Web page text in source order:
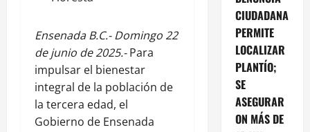
Ensenada B.C.- Domingo 22
de junio de 2025.-Para
impulsar el bienestar
integral de la población de
la tercera edad, el
Gobierno de Ensenada
CIUDADANA
PERMITE
LOCALIZAR
PLANTÍO;
SE
ASEGURAR
ON MÁS DE